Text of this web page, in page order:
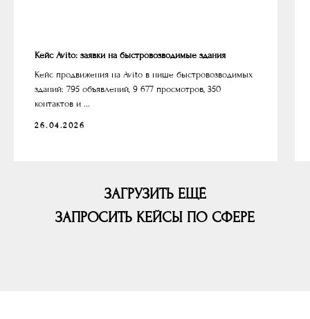
Кейс Avito: заявки на быстровозводимые здания
Кейс продвижения на Avito в нише быстровозводимых
зданий: 795 объявлений, 9 677 просмотров, 350
контактов и ...
26.04.2026
ЗАГРУЗИТЬ ЕЩЁ
ЗАПРОСИТЬ КЕЙСЫ ПО СФЕРЕ